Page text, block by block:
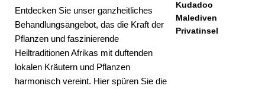
Entdecken Sie unser ganzheitliches
Behandlungsangebot, das die Kraft der
Pflanzen und faszinierende
Heiltraditionen Afrikas mit duftenden
lokalen Kräutern und Pflanzen
harmonisch vereint. Hier spüren Sie die
Kudadoo
Malediven
Privatinsel